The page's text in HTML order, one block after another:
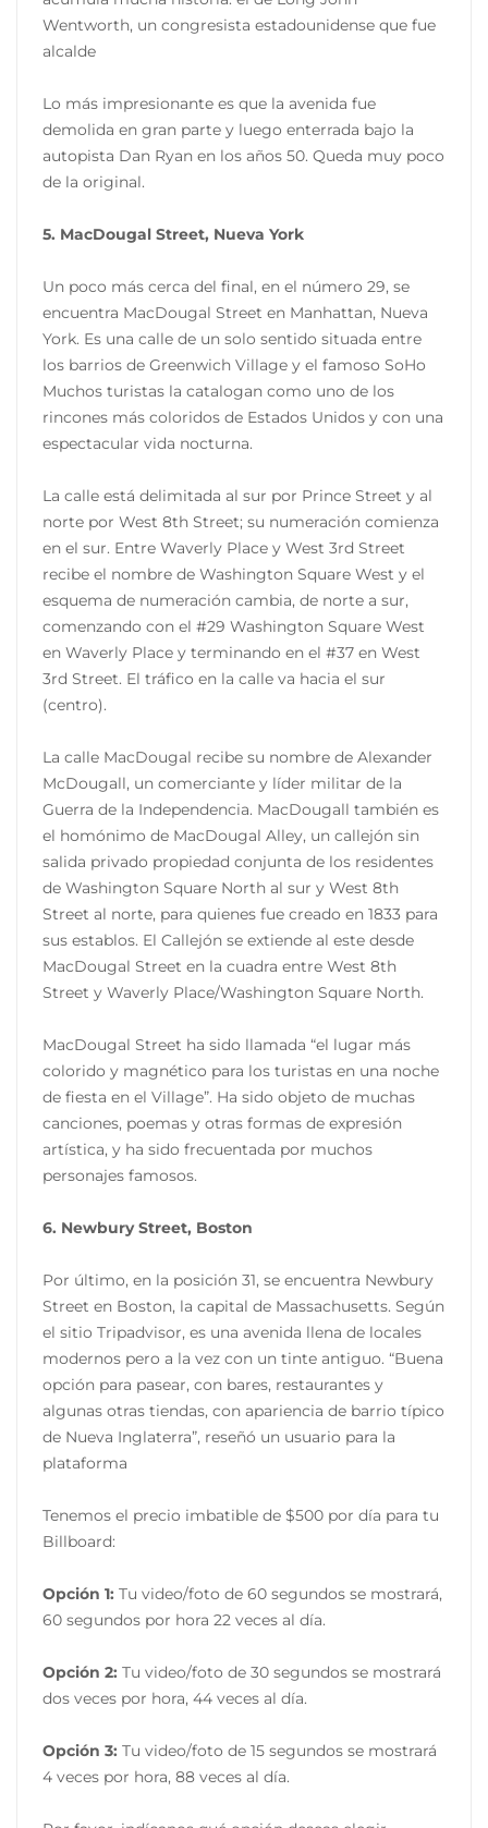
Wentworth, un congresista estadounidense que fue
alcalde
Lo más impresionante es que la avenida fue
demolida en gran parte y luego enterrada bajo la
autopista Dan Ryan en los años 50. Queda muy poco
de la original.
5. MacDougal Street, Nueva York
Un poco más cerca del final, en el número 29, se
encuentra MacDougal Street en Manhattan, Nueva
York. Es una calle de un solo sentido situada entre
los barrios de Greenwich Village y el famoso SoHo
Muchos turistas la catalogan como uno de los
rincones más coloridos de Estados Unidos y con una
espectacular vida nocturna.
La calle está delimitada al sur por Prince Street y al
norte por West 8th Street; su numeración comienza
en el sur. Entre Waverly Place y West 3rd Street
recibe el nombre de Washington Square West y el
esquema de numeración cambia, de norte a sur,
comenzando con el #29 Washington Square West
en Waverly Place y terminando en el #37 en West
3rd Street. El tráfico en la calle va hacia el sur
(centro).
La calle MacDougal recibe su nombre de Alexander
McDougall, un comerciante y líder militar de la
Guerra de la Independencia. MacDougall también es
el homónimo de MacDougal Alley, un callejón sin
salida privado propiedad conjunta de los residentes
de Washington Square North al sur y West 8th
Street al norte, para quienes fue creado en 1833 para
sus establos. El Callejón se extiende al este desde
MacDougal Street en la cuadra entre West 8th
Street y Waverly Place/Washington Square North.
MacDougal Street ha sido llamada “el lugar más
colorido y magnético para los turistas en una noche
de fiesta en el Village”. Ha sido objeto de muchas
canciones, poemas y otras formas de expresión
artística, y ha sido frecuentada por muchos
personajes famosos.
6. Newbury Street, Boston
Por último, en la posición 31, se encuentra Newbury
Street en Boston, la capital de Massachusetts. Según
el sitio Tripadvisor, es una avenida llena de locales
modernos pero a la vez con un tinte antiguo. “Buena
opción para pasear, con bares, restaurantes y
algunas otras tiendas, con apariencia de barrio típico
de Nueva Inglaterra”, reseñó un usuario para la
plataforma
Tenemos el precio imbatible de $500 por día para tu
Billboard:
Opción 1: Tu video/foto de 60 segundos se mostrará,
60 segundos por hora 22 veces al día.
Opción 2: Tu video/foto de 30 segundos se mostrará
dos veces por hora, 44 veces al día.
Opción 3: Tu video/foto de 15 segundos se mostrará
4 veces por hora, 88 veces al día.